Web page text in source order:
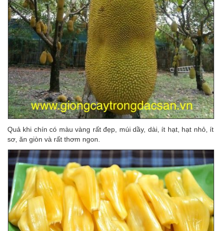
Quả khi chín có màu vàng rất đẹp, múi dầy, dài, ít hạt, hạt nhỏ, ít
sơ, ăn giòn và rất thơm ngon.